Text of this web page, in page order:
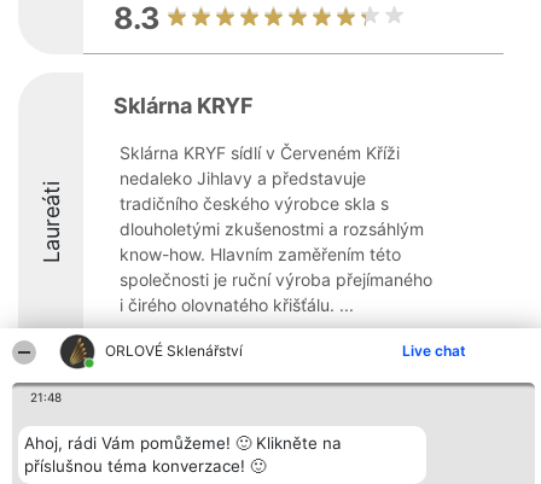
ORLOVÉ Sklenářství Live chat
21:48
Ahoj, rádi Vám pomůžeme! 🙂 Klikněte na
příslušnou téma konverzace! 🙂
8.3
Laureáti
Sklárna KRYF
Sklárna KRYF sídlí v Červeném Kříži
nedaleko Jihlavy a představuje
tradičního českého výrobce skla s
dlouholetými zkušenostmi a rozsáhlým
know-how. Hlavním zaměřením této
společnosti je ruční výroba přejímaného
i čirého olovnatého křišťálu. ...
8.8
Organizátor hlasování
Bright Side Solutions sp. z o.
o. sp. k.
Plebiscyt
Vítězové
Seznam všech